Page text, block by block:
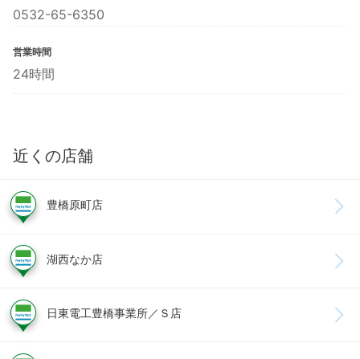
0532-65-6350
営業時間
24時間
近くの店舗
豊橋原町店
湖西なか店
日東電工豊橋事業所／Ｓ店